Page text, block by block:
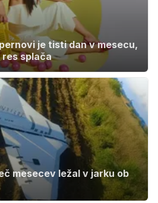
je tisti dan v mesecu,
res splača
mesecev ležal v jarku ob